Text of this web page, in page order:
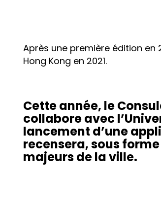
Après une première édition en
Hong Kong en 2021.
Cette année, le
collabore avec
lancement d’une
recensera, sous
majeurs de la ville.